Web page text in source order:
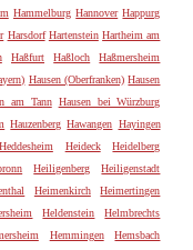
Hammelburg Hannover Happurg
Harsdorf Hartenstein Hartheim am
Haßfurt Haßloch
Haßmersheim
Hausen (Oberfranken) Hausen
am Tann Hausen bei Würzburg
Hauzenberg Hawangen Hayingen
Heddesheim Heideck
Heidelberg
Heiligenberg
Heiligenstadt
Heimenkirch
Heimertingen
Heldenstein
Helmbrechts
Hemmingen
Hemsbach